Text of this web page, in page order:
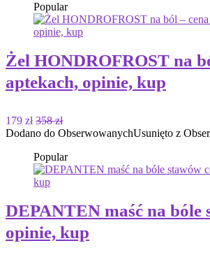
Popular
Żel HONDROFROST na
aptekach, opinie, kup
179 zł 358 zł
Dodano do ObserwowanychUsunięto z
Popular
DEPANTEN maść na bóle
opinie, kup